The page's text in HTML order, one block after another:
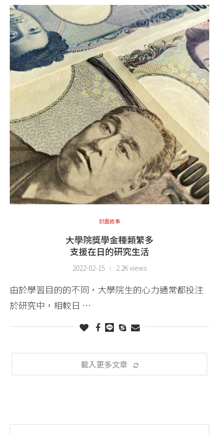
封面故事
大學院獎學金種類繁多
支援在日的研究生活
2022-02-15 2.2K views
由於學習目的的不同，大學院生的心力通常都投注
於研究中，相較日 …
載入更多文章